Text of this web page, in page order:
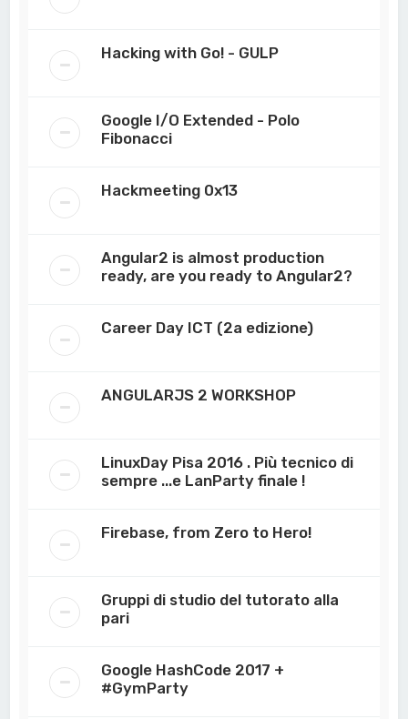
Hacking with Go! - GULP
Google I/O Extended - Polo
Fibonacci
Hackmeeting 0x13
Angular2 is almost production
ready, are you ready to Angular2?
Career Day ICT (2a edizione)
ANGULARJS 2 WORKSHOP
LinuxDay Pisa 2016 . Più tecnico di
sempre ...e LanParty finale !
Firebase, from Zero to Hero!
Gruppi di studio del tutorato alla
pari
Google HashCode 2017 +
#GymParty